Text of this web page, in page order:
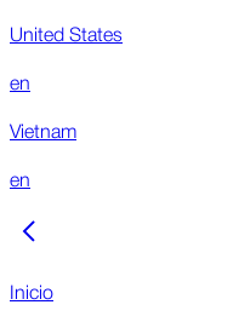
United States
en
Vietnam
en
Inicio